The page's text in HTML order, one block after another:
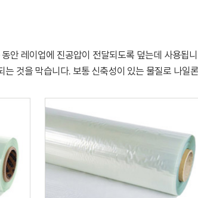
레이업에 진공압이 전달되도록 덮는데 사용됩
것을 막습니다. 보통 신축성이 있는 물질로 나일